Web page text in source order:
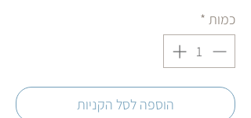
כמות *
הוספה לסל הקניות